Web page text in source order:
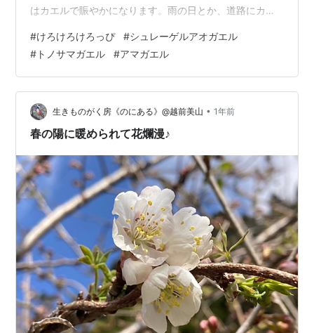
はカエルで賑やかになります。雨の日とか、道路にカエ
エルたち。 シュレーゲルアオガエルのメスかな？ シュレ
ーゲルアオガエルのオスかな？ カエルはオスの方が小さ
いのです。 アマガエル トノサマガエル トノサマガエル
は全国的には圃場整備等で生息数が減り、環境省のレッ
ドリストで準絶滅危惧種に指定されています。上味見に
は幸いまだまだ生息数が多く、雨の日…
#けろけろけろっぴ #シュレーゲルアオガエル
# トノサマガエル #アマガエル
生きものがく房《のにある》@越前美山 • 1年前
春の陽に暖められて花爛漫♪